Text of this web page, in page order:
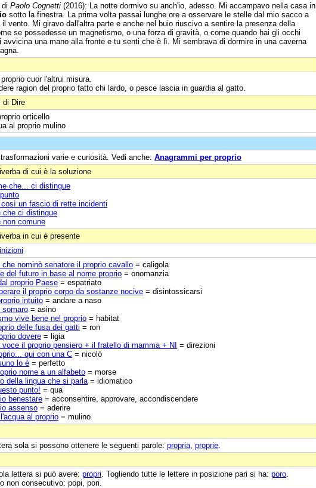
di Paolo Cognetti (2016): La notte dormivo su anch'io, adesso. Mi accampavo nella casa in
sotto la finestra. La prima volta passai lunghe ore a osservare le stelle dal mio sacco a
vento. Mi giravo dall'altra parte e anche nel buio riuscivo a sentire la presenza della
se possedesse un magnetismo, o una forza di gravità, o come quando hai gli occhi
avvicina una mano alla fronte e tu senti che è lì. Mi sembrava di dormire in una caverna
cuor l'altrui misura.
ragion del proprio fatto chi lardo, o pesce lascia in guardia al gatto.
di Dire
orticello
al proprio mulino
varie e curiosità. Vedi anche: Anagrammi per proprio
di cui è la soluzione
che... ci distingue
un fascio di rette incidenti
che ci distingue
non comune
in cui è presente
che nominò senatore il proprio cavallo = caligola
del futuro in base al nome proprio = onomanzia
proprio Paese = espatriato
il proprio corpo da sostanze nocive = disintossicarsi
intuito = andare a naso
somaro = asino
vive bene nel proprio = habitat
delle fusa dei gatti = ron
dovere = ligia
voce il proprio pensiero + il fratello di mamma + NI = direzioni
qui con una C = nicolò
lo è = perfetto
nome a un alfabeto = morse
della lingua che si parla = idiomatico
punto! = qua
benestare = acconsentire, approvare, accondiscendere
assenso = aderire
al proprio = mulino
sola si possono ottenere le seguenti parole: propria proprie
lettera si può avere: propri . Togliendo tutte le lettere in posizione pari si ha: poro
non consecutivo: popi, pori.